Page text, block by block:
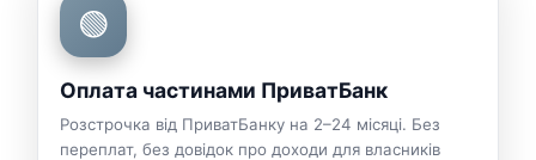
🟢
Оплата частинами ПриватБанк
Розстрочка від ПриватБанку на 2–24 місяці. Без
переплат, без довідок про доходи для власників